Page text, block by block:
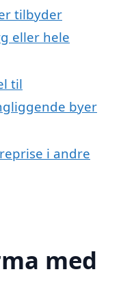
tilbyder
eller hele
til
byer
i andre
med